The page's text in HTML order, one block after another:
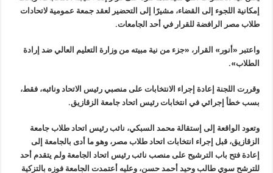
إمكانية اللجوء إلى القضاء، مشيرًا إلى التحضير لعقد جمعة عمومية لاتحادات
طلاب مصر الرافضة للقرار في أحد الجامعات.
واعتبر «أنور» القرار، «جزء من نية مبيته من وزارة التعليم العالي ضد إرادة
الطلاب».
وقررت اللجنة إعادة إجراء الانتخابات على منصبي رئيس الاتحاد ونائبه، فقط،
بسب خطأ إجرائي في انتخابات رئيس اتحاد جامعة الزقازيق.
وتعود الواقعة إلى إستقالة محمد السبكي، نائب رئيس اتحاد طلاب جامعة
الزقازيق، قبل إجراء انتخابات اتحاد طلاب مصر، وهو ما أدى بالجامعة إلى
إعادة فتح باب الترشيح على منصب نائب رئيس اتحاد الجامعة ولم يتقدم أحد
للترشح سوي طالب وحيد أحمد حسن، وعليه أعتمدت الجامعة فوزه بالتزكية